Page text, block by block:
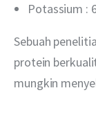
Potassium :
Sebuah
protein
mungkin